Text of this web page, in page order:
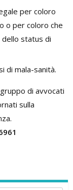
per coloro
o per coloro che
status di
di mala-sanità.
di avvocati
sulla